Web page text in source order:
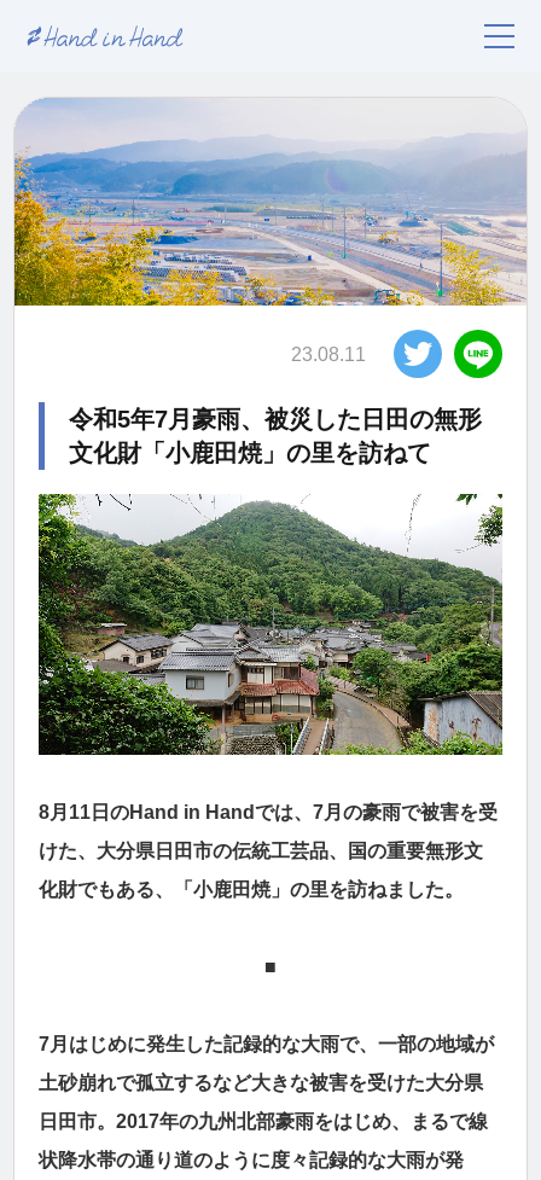
23.08.11
令和5年7月豪雨、被災した日田の無形
文化財「小鹿田焼」の里を訪ねて
8月11日のHand in Handでは、7月の豪雨で被害を受
けた、大分県日田市の伝統工芸品、国の重要無形文
化財でもある、「小鹿田焼」の里を訪ねました。
■
7月はじめに発生した記録的な大雨で、一部の地域が
土砂崩れで孤立するなど大きな被害を受けた大分県
日田市。2017年の九州北部豪雨をはじめ、まるで線
状降水帯の通り道のように度々記録的な大雨が発